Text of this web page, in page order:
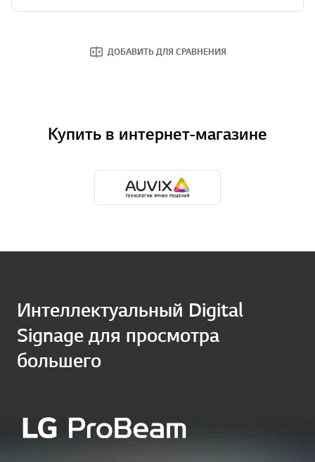
ДОБАВИТЬ ДЛЯ СРАВНЕНИЯ
Купить в интернет-магазине
Интеллектуальный Digital
Signage для просмотра
большего